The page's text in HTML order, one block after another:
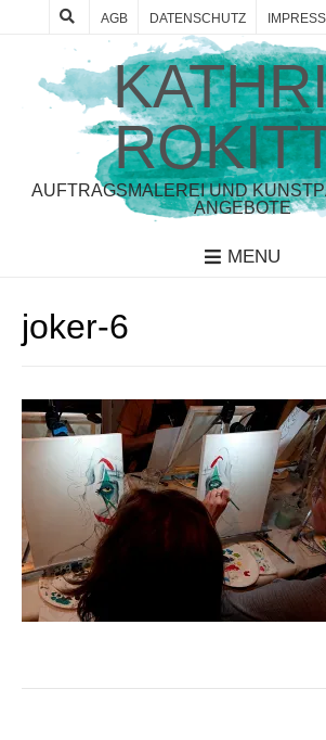
AGB DATENSCHUTZ
AUFTRAGSMALEREI UND
ANGEBOTE
MENU
joker-6